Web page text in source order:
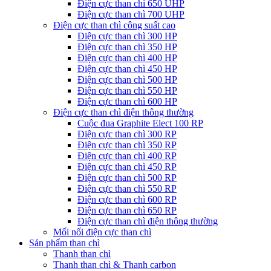
Điện cực than chì 650 UHP
Điện cực than chì 700 UHP
Điện cực than chì công suất cao
Điện cực than chì 300 HP
Điện cực than chì 350 HP
Điện cực than chì 400 HP
Điện cực than chì 450 HP
Điện cực than chì 500 HP
Điện cực than chì 550 HP
Điện cực than chì 600 HP
Điện cực than chì điện thông thường
Cuộc đua Graphite Elect 100 RP
Điện cực than chì 300 RP
Điện cực than chì 350 RP
Điện cực than chì 400 RP
Điện cực than chì 450 RP
Điện cực than chì 500 RP
Điện cực than chì 550 RP
Điện cực than chì 600 RP
Điện cực than chì 650 RP
Điện cực than chì điện thông thường
Mối nối điện cực than chì
Sản phẩm than chì
Thanh than chì
Thanh than chì & Thanh carbon